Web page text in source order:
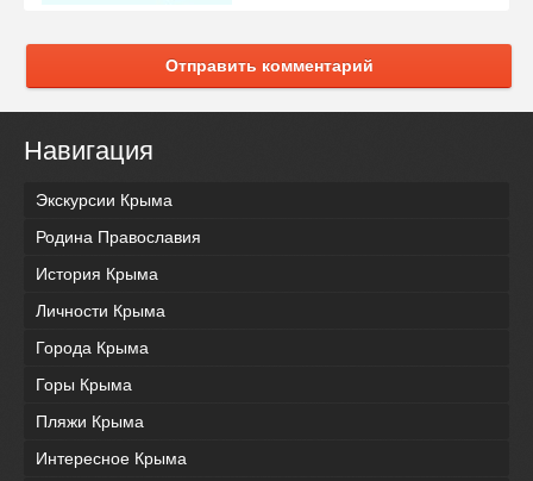
Отправить комментарий
Навигация
Экскурсии Крыма
Родина Православия
История Крыма
Личности Крыма
Города Крыма
Горы Крыма
Пляжи Крыма
Интересное Крыма